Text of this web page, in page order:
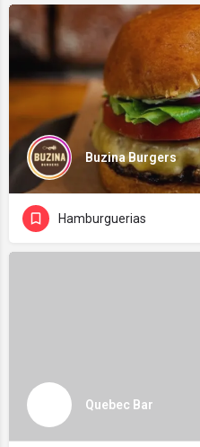
Buzina Burgers
Hamburguerias
Quebec Bar